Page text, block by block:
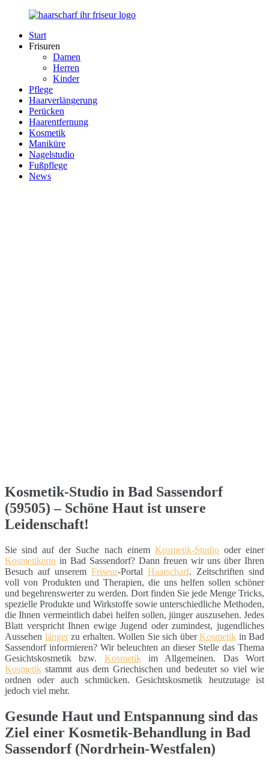
Zurück
Inhalt
Haarscharf
Händen
Start
Frisuren
Damen
Herren
Kinder
Pflege
Haarverlängerung
Perücken
Haarentfernung
Kosmetik
Maniküre
Nagelstudio
Fußpflege
News
Kosmetik-Studio in Bad Sassendorf
(59505) – Schöne Haut ist unsere
Leidenschaft!
Sie sind auf der Suche nach einem Kosmetik-Studiooder einer
Kosmetikerin in Bad Sassendorf? Dann freuen wir uns über Ihren
Besuch auf unserem Friseur-Portal Haarscharf. Zeitschriften sind
voll von Produkten und Therapien, die uns helfen sollen schöner
und begehrenswerter zu werden. Dort finden Sie jede Menge Tricks,
spezielle Produkte und Wirkstoffe sowie unterschiedliche Methoden,
die Ihnen vermeintlich dabei helfen sollen, jünger auszusehen. Jedes
Blatt verspricht Ihnen ewige Jugend oder zumindest, jugendliches
Aussehen längerzu erhalten. Wollen Sie sich überKosmetik in Bad
Sassendorf informieren? Wir beleuchten an dieser Stelle das Thema
Gesichtskosmetik bzw. Kosmetikim Allgemeinen. Das Wort
Kosmetik stammt aus dem Griechischen und bedeutet so viel wie
ordnen oder auch schmücken. Gesichtskosmetik heutzutage ist
jedoch viel mehr.
Gesunde Haut und Entspannung sind das
Ziel einer Kosmetik-Behandlung in Bad
Sassendorf (Nordrhein-Westfalen)